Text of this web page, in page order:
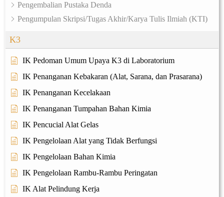
Pengembalian Pustaka Denda
Pengumpulan Skripsi/Tugas Akhir/Karya Tulis Ilmiah (KTI)
K3
IK Pedoman Umum Upaya K3 di Laboratorium
IK Penanganan Kebakaran (Alat, Sarana, dan Prasarana)
IK Penanganan Kecelakaan
IK Penanganan Tumpahan Bahan Kimia
IK Pencucial Alat Gelas
IK Pengelolaan Alat yang Tidak Berfungsi
IK Pengelolaan Bahan Kimia
IK Pengelolaan Rambu-Rambu Peringatan
IK Alat Pelindung Kerja